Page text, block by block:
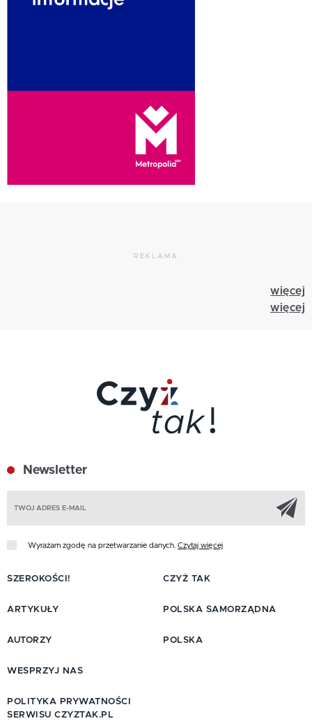
REKLAMA
więcej
więcej
Newsletter
Wyrażam zgodę na przetwarzanie danych. Czytaj więcej
SZEROKOŚCI!
ARTYKUŁY
AUTORZY
CZYŻ TAK
POLSKA SAMORZĄDNA
POLSKA
WESPRZYJ NAS
POLITYKA PRYWATNOŚCI
SERWISU CZYZTAK.PL